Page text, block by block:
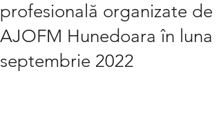
profesională organizate de
AJOFM Hunedoara în luna
septembrie 2022